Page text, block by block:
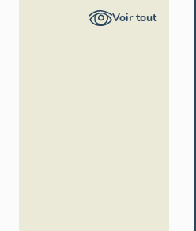
Inventaire
Voir tout